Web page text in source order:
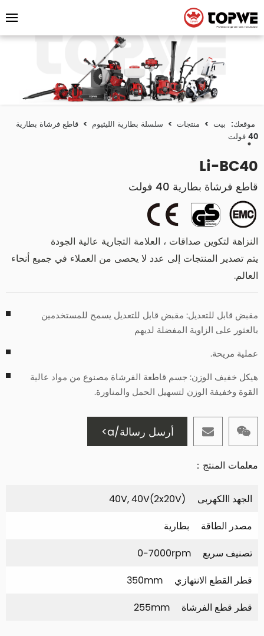
موقعك: بيت > منتجات > سلسلة بطارية الليثيوم > قاطع فرشاة بطارية
40 فولت
Li-BC40
قاطع فرشاة بطارية 40 فولت
النزاهة لتكوين صداقات ، العلامة التجارية عالية الجودة
يتم تصدير المنتجات إلى عدد لا يحصى من العملاء في جميع أنحاء
العالم.
مقبض قابل للتعديل: مقبض قابل للتعديل يسمح للمستخدمين
بالعثور على الزاوية المفضلة لديهم
عملية مريحة.
هيكل خفيف الوزن: جسم قاطعة الفرشاة مصنوع من مواد عالية
القوة وخفيفة الوزن لتسهيل الحمل والمناورة.
أرسل رسالة/a>
معلمات المنتج：
الجهد االكهربى
40V, 40V(2x20V)
مصدر الطاقة
بطارية
تصنيف سريع
0-7000rpm
قطر القطع الانتهازي
350mm
قطر قطع الفرشاة
255mm